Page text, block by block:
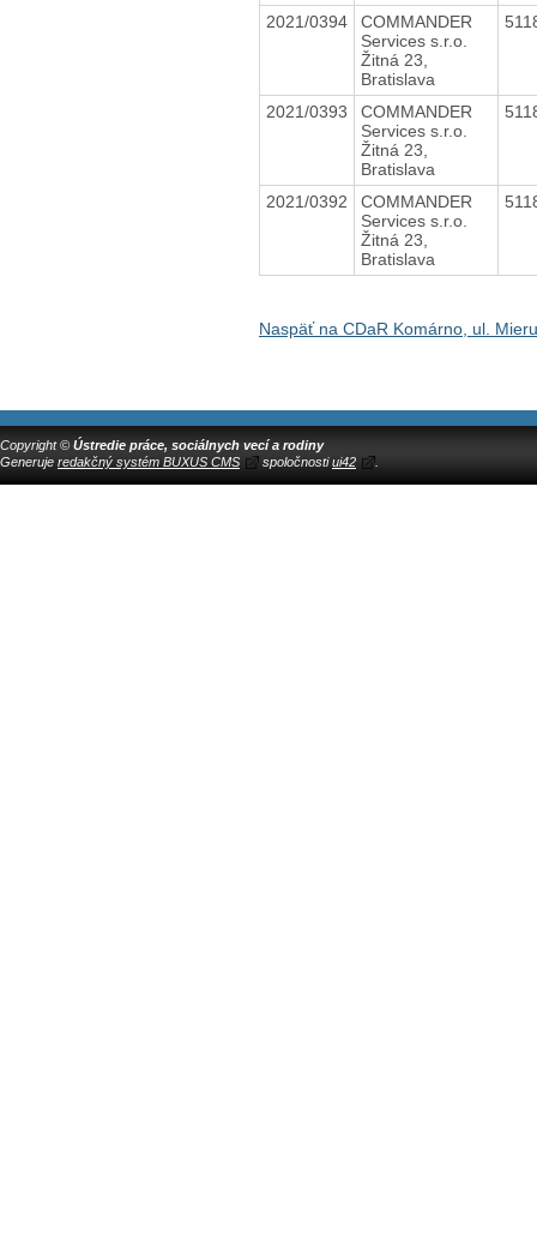
2021/0394
COMMANDER
Services s.r.o.
Žitná 23,
Bratislava
2021/0393
COMMANDER
Services s.r.o.
Žitná 23,
Bratislava
2021/0392
COMMANDER
Services s.r.o.
Žitná 23,
Bratislava
Naspäť na CDaR Komárno, ul.
Copyright © Ústredie práce, sociálnych vecí a rodiny
Generuje redakčný systém BUXUS CMS spoločnostiui42